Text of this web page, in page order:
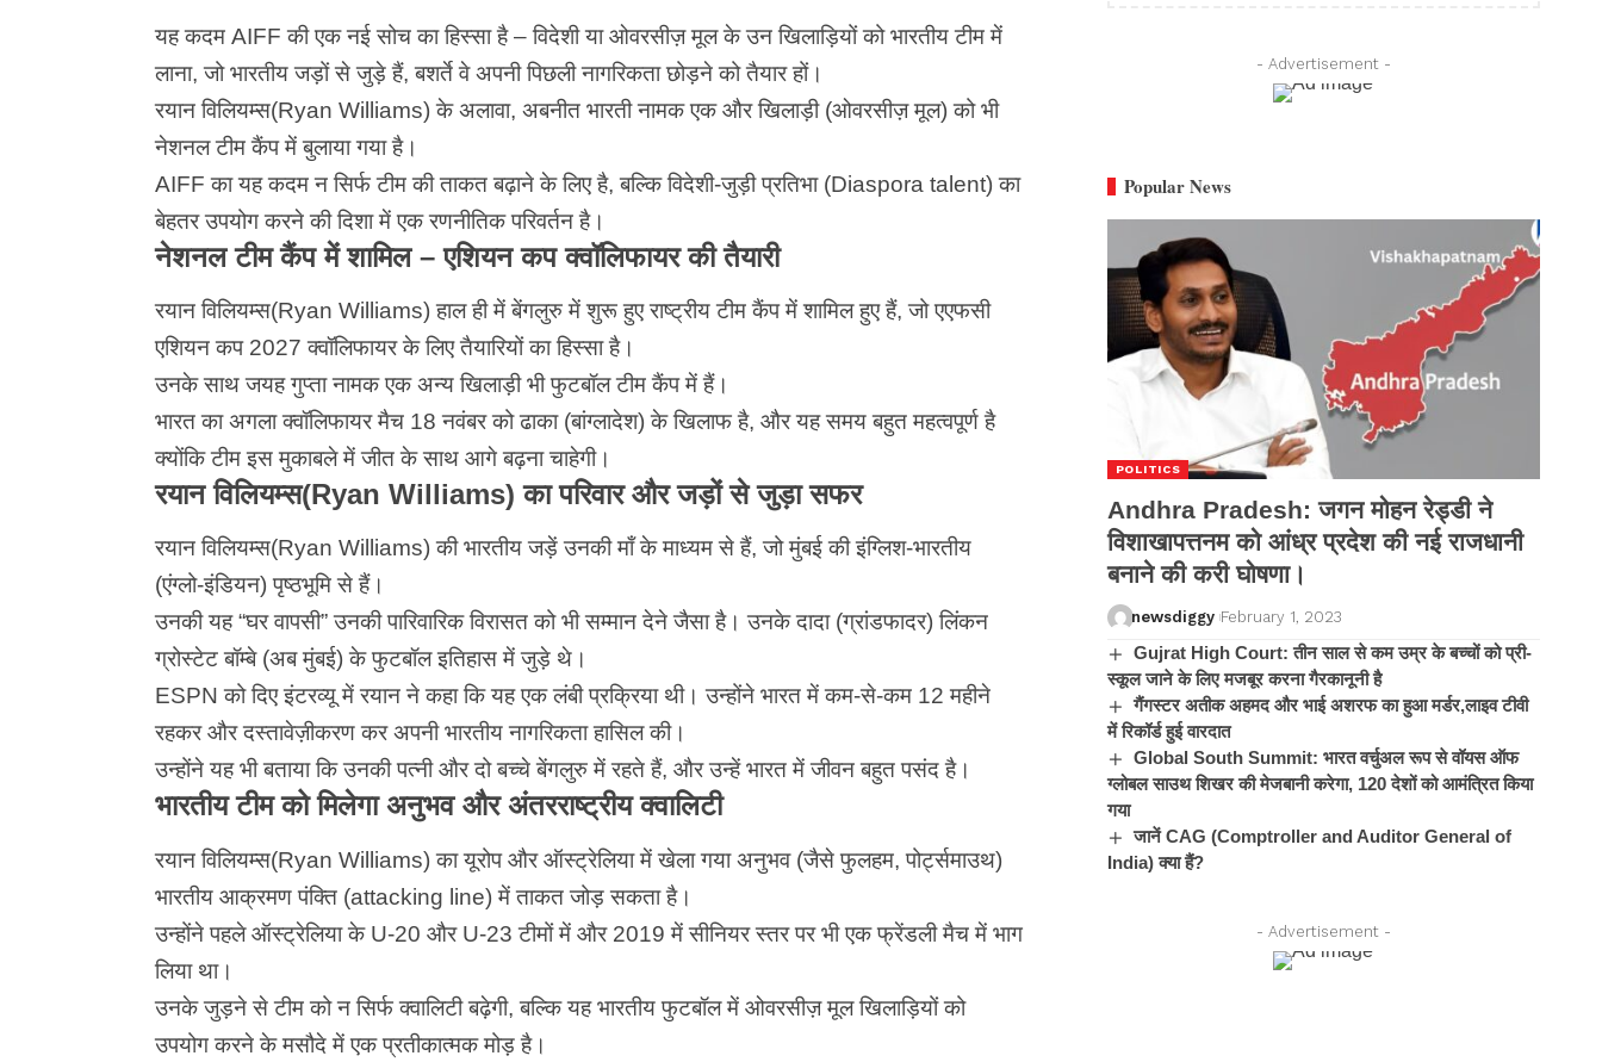
यह कदम AIFF की एक नई सोच का हिस्सा है – विदेशी या ओवरसीज़ मूल के उन खिलाड़ियों को भारतीय टीम में
लाना, जो भारतीय जड़ों से जुड़े हैं, बशर्ते वे अपनी पिछली नागरिकता छोड़ने को तैयार हों।
रयान विलियम्स(Ryan Williams) के अलावा, अबनीत भारती नामक एक और खिलाड़ी (ओवरसीज़ मूल) को भी
नेशनल टीम कैंप में बुलाया गया है।
AIFF का यह कदम न सिर्फ टीम की ताकत बढ़ाने के लिए है, बल्कि विदेशी-जुड़ी प्रतिभा (Diaspora talent) का
बेहतर उपयोग करने की दिशा में एक रणनीतिक परिवर्तन है।
नेशनल टीम कैंप में शामिल – एशियन कप क्वॉलिफायर की तैयारी
रयान विलियम्स(Ryan Williams) हाल ही में बेंगलुरु में शुरू हुए राष्ट्रीय टीम कैंप में शामिल हुए हैं, जो एएफसी
एशियन कप 2027 क्वॉलिफायर के लिए तैयारियों का हिस्सा है।
उनके साथ जयह गुप्ता नामक एक अन्य खिलाड़ी भी फुटबॉल टीम कैंप में हैं।
भारत का अगला क्वॉलिफायर मैच 18 नवंबर को ढाका (बांग्लादेश) के खिलाफ है, और यह समय बहुत महत्वपूर्ण है
क्योंकि टीम इस मुकाबले में जीत के साथ आगे बढ़ना चाहेगी।
रयान विलियम्स(Ryan Williams) का परिवार और जड़ों से जुड़ा सफर
रयान विलियम्स(Ryan Williams) की भारतीय जड़ें उनकी माँ के माध्यम से हैं, जो मुंबई की इंग्लिश-भारतीय
(एंग्लो-इंडियन) पृष्ठभूमि से हैं।
उनकी यह “घर वापसी” उनकी पारिवारिक विरासत को भी सम्मान देने जैसा है। उनके दादा (ग्रांडफादर) लिंकन
ग्रोस्टेट बॉम्बे (अब मुंबई) के फुटबॉल इतिहास में जुड़े थे।
ESPN को दिए इंटरव्यू में रयान ने कहा कि यह एक लंबी प्रक्रिया थी। उन्होंने भारत में कम-से-कम 12 महीने
रहकर और दस्तावेज़ीकरण कर अपनी भारतीय नागरिकता हासिल की।
उन्होंने यह भी बताया कि उनकी पत्नी और दो बच्चे बेंगलुरु में रहते हैं, और उन्हें भारत में जीवन बहुत पसंद है।
भारतीय टीम को मिलेगा अनुभव और अंतरराष्ट्रीय क्वालिटी
रयान विलियम्स(Ryan Williams) का यूरोप और ऑस्ट्रेलिया में खेला गया अनुभव (जैसे फुलहम, पोर्ट्समाउथ)
भारतीय आक्रमण पंक्ति (attacking line) में ताकत जोड़ सकता है।
उन्होंने पहले ऑस्ट्रेलिया के U-20 और U-23 टीमों में और 2019 में सीनियर स्तर पर भी एक फ्रेंडली मैच में भाग
लिया था।
उनके जुड़ने से टीम को न सिर्फ क्वालिटी बढ़ेगी, बल्कि यह भारतीय फुटबॉल में ओवरसीज़ मूल खिलाड़ियों को
उपयोग करने के मसौदे में एक प्रतीकात्मक मोड़ है।
- Advertisement -
Popular News
POLITICS
Andhra Pradesh: जगन मोहन रेड्डी ने
विशाखापत्तनम को आंध्र प्रदेश की नई राजधानी
बनाने की करी घोषणा।
newsdiggy February 1, 2023
Gujrat High Court: तीन साल से कम उम्र के बच्चों को प्री-
स्कूल जाने के लिए मजबूर करना गैरकानूनी है
गैंगस्टर अतीक अहमद और भाई अशरफ का हुआ मर्डर,लाइव टीवी
में रिकॉर्ड हुई वारदात
Global South Summit: भारत वर्चुअल रूप से वॉयस ऑफ
ग्लोबल साउथ शिखर की मेजबानी करेगा, 120 देशों को आमंत्रित किया
गया
जानें CAG (Comptroller and Auditor General of
India) क्या हैं?
- Advertisement -